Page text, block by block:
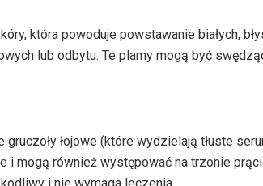
która powoduje powstawanie białych,
lub odbytu. Te plamy mogą być
gruczoły łojowe (które wydzielają tłuste
i mogą również występować na trzonie